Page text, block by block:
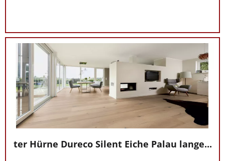
ter Hürne Dureco Silent Eiche Palau lange...